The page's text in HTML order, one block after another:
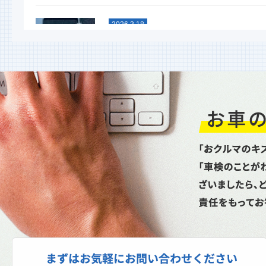
2026.3.18
タイヤ性能比較テスト命を預ける重要なタ
イヤ。単なる噂やネット情...
2026.1.6
新年あけましておめでとうござ
ます
昨年は格別のお引立てを賜り厚く御礼申し
上げます。本年もどうぞよろしくお願い申
し上げます。本日より通常...
スパネージ（スポット溶接機）